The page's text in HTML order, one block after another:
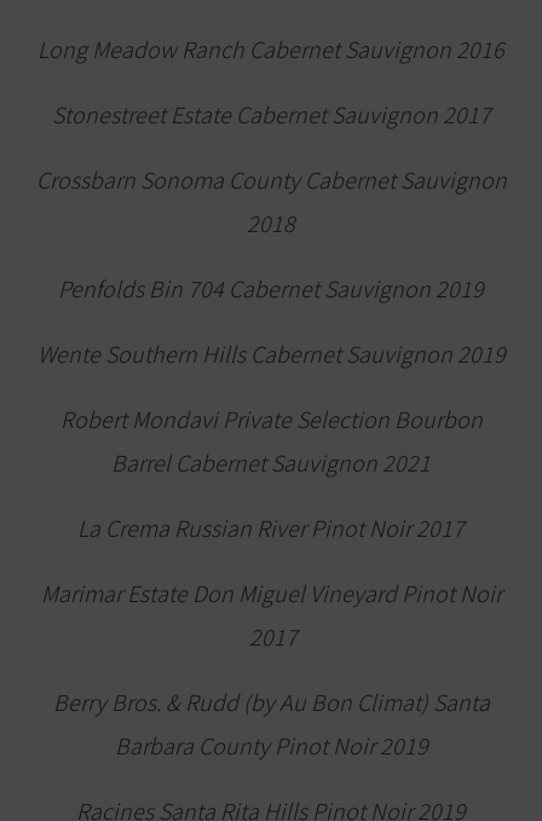
Long Meadow Ranch Cabernet Sauvignon 2016
Stonestreet Estate Cabernet Sauvignon 2017
Crossbarn Sonoma County Cabernet Sauvignon
2018
Penfolds Bin 704 Cabernet Sauvignon 2019
Wente Southern Hills Cabernet Sauvignon 2019
Robert Mondavi Private Selection Bourbon
Barrel Cabernet Sauvignon 2021
La Crema Russian River Pinot Noir 2017
Marimar Estate Don Miguel Vineyard Pinot Noir
2017
Berry Bros. & Rudd (by Au Bon Climat) Santa
Barbara County Pinot Noir 2019
Racines Santa Rita Hills Pinot Noir 2019